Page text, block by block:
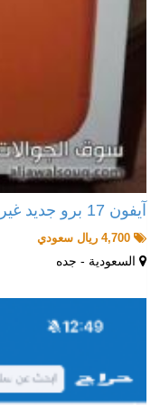
آيفون 17 برو جديد غير …
السعودية - جده